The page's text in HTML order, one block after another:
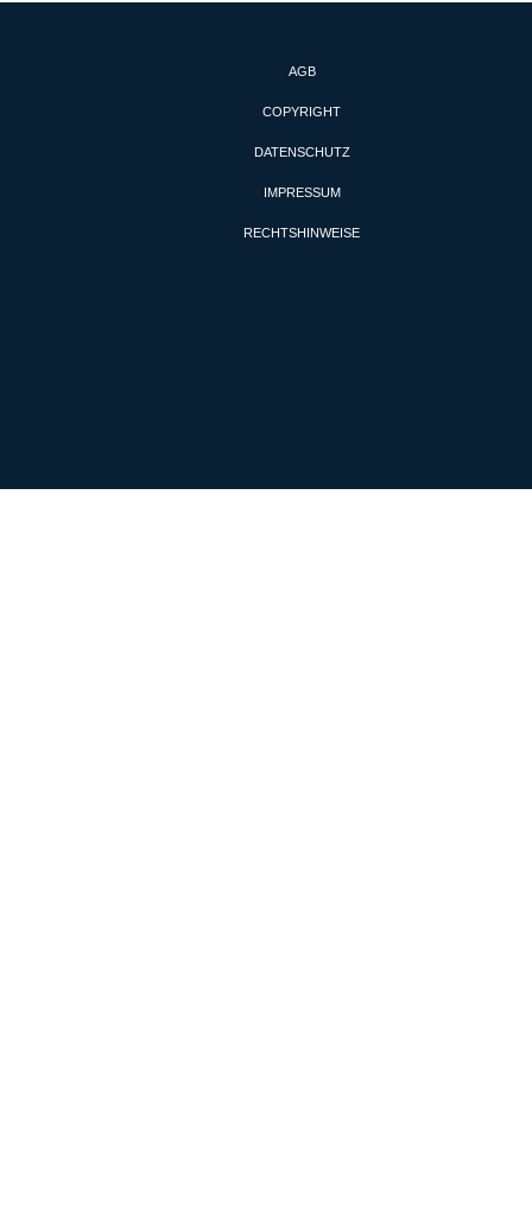
AGB
COPYRIGHT
DATENSCHUTZ
IMPRESSUM
RECHTSHINWEISE